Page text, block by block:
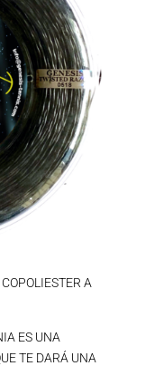
A
ES UNA
TE DARÁ UNA